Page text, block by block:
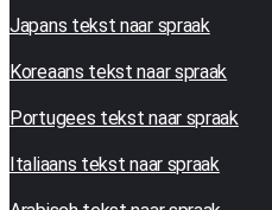
Japans tekst naar spraak
Koreaans tekst naar spraak
Portugees tekst naar spraak
Italiaans tekst naar spraak